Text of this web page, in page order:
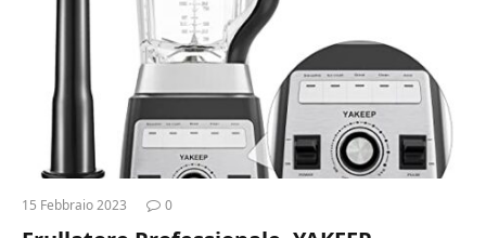
15 Febbraio 2023 0